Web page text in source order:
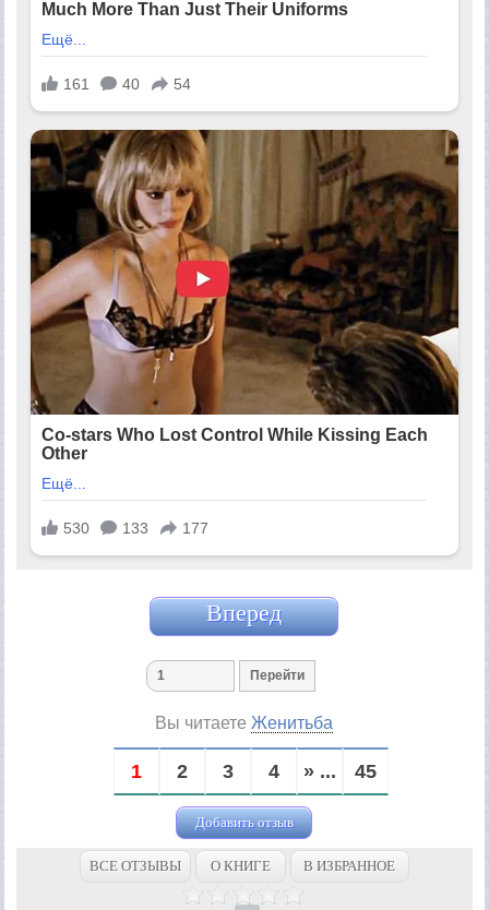
Вперед
Вы читаете Женитьба
1 2 3 4 » ... 45
Добавить отзыв
ВСЕ ОТЗЫВЫ О КНИГЕ В ИЗБРАННОЕ